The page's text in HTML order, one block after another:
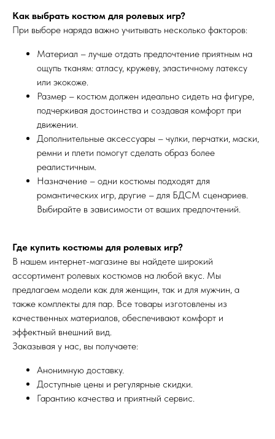
Как выбрать костюм для ролевых игр?
При выборе наряда важно учитывать несколько факторов:
Материал – лучше отдать предпочтение приятным на
ощупь тканям: атласу, кружеву, эластичному латексу
или экокоже.
Размер – костюм должен идеально сидеть на фигуре,
подчеркивая достоинства и создавая комфорт при
движении.
Дополнительные аксессуары – чулки, перчатки, маски,
ремни и плети помогут сделать образ более
реалистичным.
Назначение – одни костюмы подходят для
романтических игр, другие – для БДСМ сценариев.
Выбирайте в зависимости от ваших предпочтений.
Где купить костюмы для ролевых игр?
В нашем интернет-магазине вы найдете широкий
ассортимент ролевых костюмов на любой вкус. Мы
предлагаем модели как для женщин, так и для мужчин, а
также комплекты для пар. Все товары изготовлены из
качественных материалов, обеспечивают комфорт и
эффектный внешний вид.
Заказывая у нас, вы получаете:
Анонимную доставку.
Доступные цены и регулярные скидки.
Гарантию качества и приятный сервис.